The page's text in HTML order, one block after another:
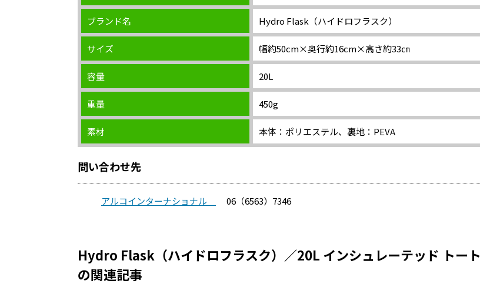
ブランド名 Hydro Flask（ハイドロフラスク）
サイズ 幅約50cm×奥行約16cm×高さ約33㎝
容量 20L
重量 450g
素材 本体：ポリエステル、裏地：PEVA
問い合わせ先
アルコインターナショナル 06（6563）7346
Hydro Flask（ハイドロフラスク）／20L インシュレーテッド トート
の関連記事